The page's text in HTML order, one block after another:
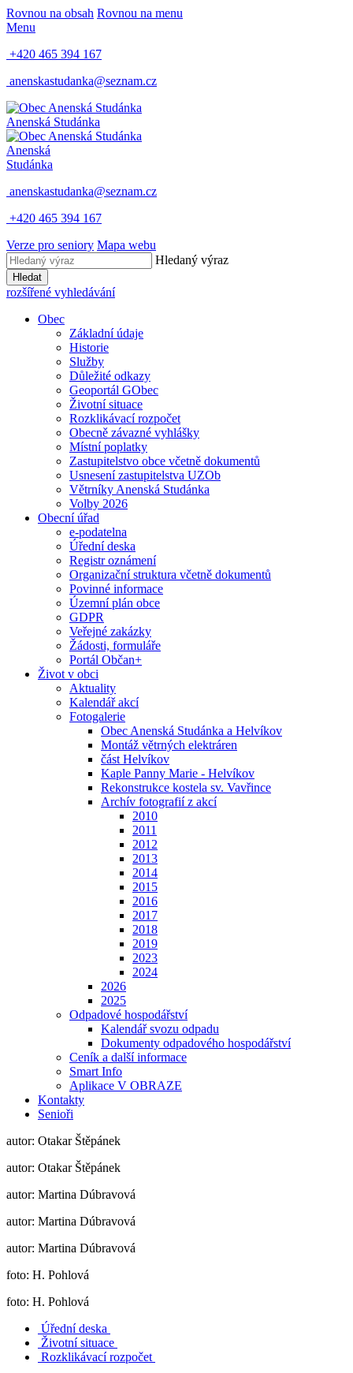
Rovnou na obsah Rovnou na menu
Menu
+420 465 394 167
anenskastudanka@seznam.cz
Anenská Studánka
Anenská
Studánka
anenskastudanka@seznam.cz
+420 465 394 167
Verze pro seniory Mapa webu
Hledaný výraz
Hledat
rozšířené vyhledávání
Obec
Základní údaje
Historie
Služby
Důležité odkazy
Geoportál GObec
Životní situace
Rozklikávací rozpočet
Obecně závazné vyhlášky
Místní poplatky
Zastupitelstvo obce včetně dokumentů
Usnesení zastupitelstva UZOb
Větrníky Anenská Studánka
Volby 2026
Obecní úřad
e-podatelna
Úřední deska
Registr oznámení
Organizační struktura včetně dokumentů
Povinné informace
Územní plán obce
GDPR
Veřejné zakázky
Žádosti, formuláře
Portál Občan+
Život v obci
Aktuality
Kalendář akcí
Fotogalerie
Obec Anenská Studánka a Helvíkov
Montáž větrných elektráren
část Helvíkov
Kaple Panny Marie - Helvíkov
Rekonstrukce kostela sv. Vavřince
Archív fotografií z akcí
2010
2011
2012
2013
2014
2015
2016
2017
2018
2019
2023
2024
2026
2025
Odpadové hospodářství
Kalendář svozu odpadu
Dokumenty odpadového hospodářství
Ceník a další informace
Smart Info
Aplikace V OBRAZE
Kontakty
Senioři
autor: Otakar Štěpánek
autor: Otakar Štěpánek
autor: Martina Dúbravová
autor: Martina Dúbravová
autor: Martina Dúbravová
foto: H. Pohlová
foto: H. Pohlová
Úřední deska
Životní situace
Rozklikávací rozpočet